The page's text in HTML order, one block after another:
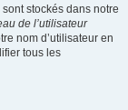
stockés dans notre
de l’utilisateur
nom d’utilisateur en
tous les